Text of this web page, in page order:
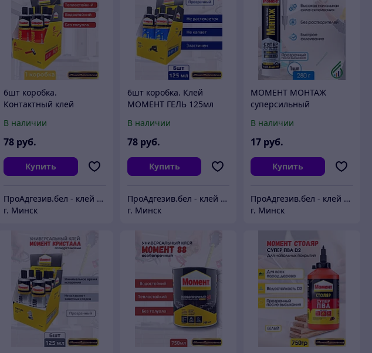
6шт коробка.
Контактный клей
(коробка)
В наличии
78 руб.
Купить
ПроАдгезив.бел - клей c доставкой по Беларуси
г. Минск
6шт коробка. Клей
МОМЕНТ ГЕЛЬ 125мл
В наличии
78 руб.
Купить
ПроАдгезив.бел - клей c доставкой по Беларуси
г. Минск
МОМЕНТ МОНТАЖ
суперсильный
МВп-70 280г
В наличии
17 руб.
Купить
ПроАдгезив.бел - клей c доставкой по Беларуси
г. Минск